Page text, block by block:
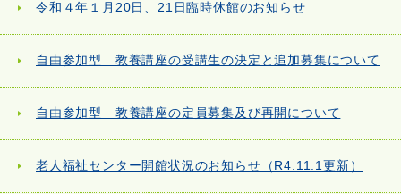
令和４年１月20日、21日臨時休館のお知らせ
自由参加型 教養講座の受講生の決定と追加募集について
自由参加型 教養講座の定員募集及び再開について
老人福祉センター開館状況のお知らせ（R4.11.1更新）